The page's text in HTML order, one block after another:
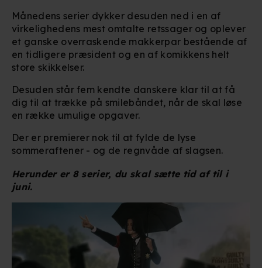
Månedens serier dykker desuden ned i en af
virkelighedens mest omtalte retssager og oplever
et ganske overraskende makkerpar bestående af
en tidligere præsident og en af komikkens helt
store skikkelser.
Desuden står fem kendte danskere klar til at få
dig til at trække på smilebåndet, når de skal løse
en række umulige opgaver.
Der er premierer nok til at fylde de lyse
sommeraftener - og de regnvåde af slagsen.
Herunder er 8 serier, du skal sætte tid af til i
juni.